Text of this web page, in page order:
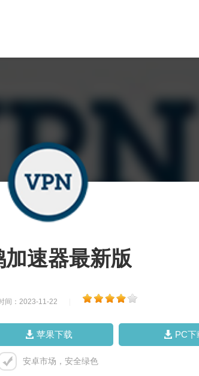
加速器最新版
间：2023-11-22
苹果下载 PC下
安卓市场，安全绿色